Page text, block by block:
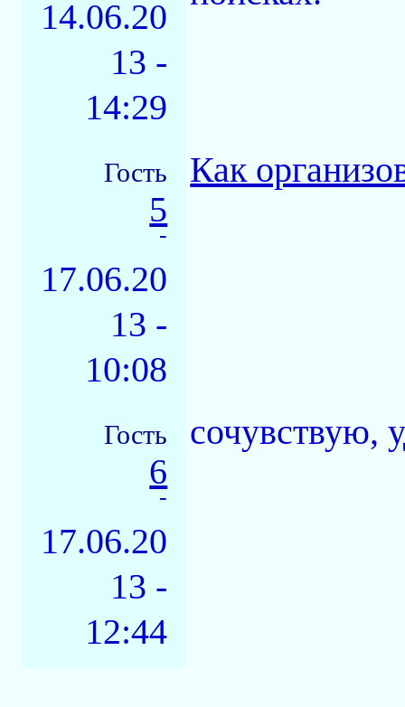
14.06.20
13 -
14:29
Гость
5
-
17.06.20
13 -
10:08
Как
Гость
6
-
17.06.20
13 -
12:44
сочувствую,